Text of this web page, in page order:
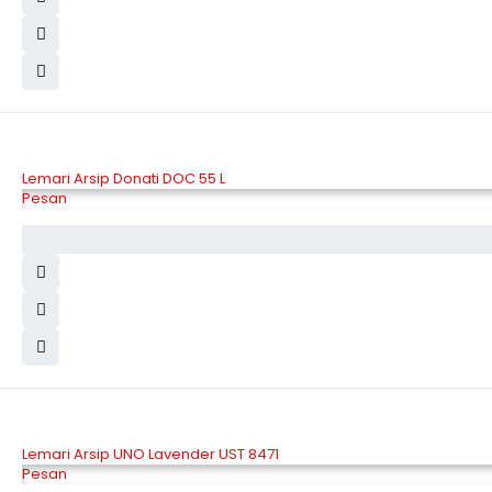
Lemari Arsip Donati DOC 55 L
Pesan
Lemari Arsip UNO Lavender UST 8471
Pesan